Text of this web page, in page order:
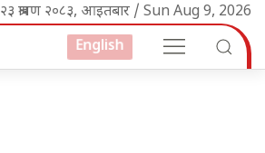
२३ श्रावण २०८३, आइतबार / Sun Aug 9, 2026
English